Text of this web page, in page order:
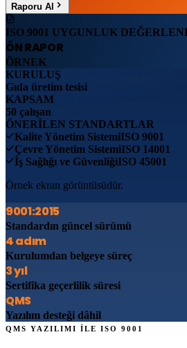
Raporu Al
ISO 9001 UYGUNLUK
ÖN RAPOR
ÖRNEK
KURULUŞ
Gıda üretim tesisi
KAPSAM
50 çalışan
ÖNERİLEN STANDARTLAR
Kalite Yönetim SistemiISO 9001
Çevre Yönetim SistemiISO 14001
İş Sağlığı ve GüvenliğiISO 45001
Örnek ekran görüntüsüdür.
9001:2015
Standardın güncel sürümü
4 adım
Kurulumdan belgeye süreç
3 yıl
Sertifika geçerlilik süresi
QMS
Yazılım desteği dâhil
QMS YAZILIMI İLE ISO 9001